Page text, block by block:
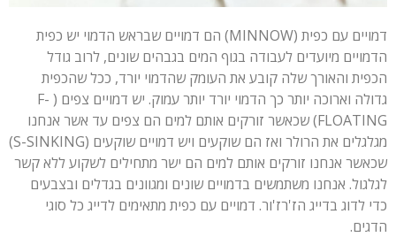
דמויים עם כפית (MINNOW) הם דמויים שבראש הדמוי יש כפית
הדמויים מיועדים לעבודה בגוף המים בגבהים שונים, לרוב גודל
הכפית והאורך שלה קובע את העומק שהדמוי יורד, ככל שהכפית
גדולה וארוכה יותר כך הדמוי יורד יותר עמוק. יש דמויים צפים ( F-
FLOATING) שכאשר זורקים אותם למים הם צפים עד אשר אנחנו
מגלגלים את הרולר ואז הם שוקעים ויש דמויים שוקעים (S-SINKING)
שכאשר אנחנו זורקים אותם למים הם ישר מתחילים לשקוע ללא קשר
לגלגול. אנחנו משתמשים בדמויים שונים ומגוונים בגדלים ובצבעים
כדי לדוג בדייג הז'רז'ור. דמויים עם כפית מתאימים לדייג כל סוגי
הדגים.